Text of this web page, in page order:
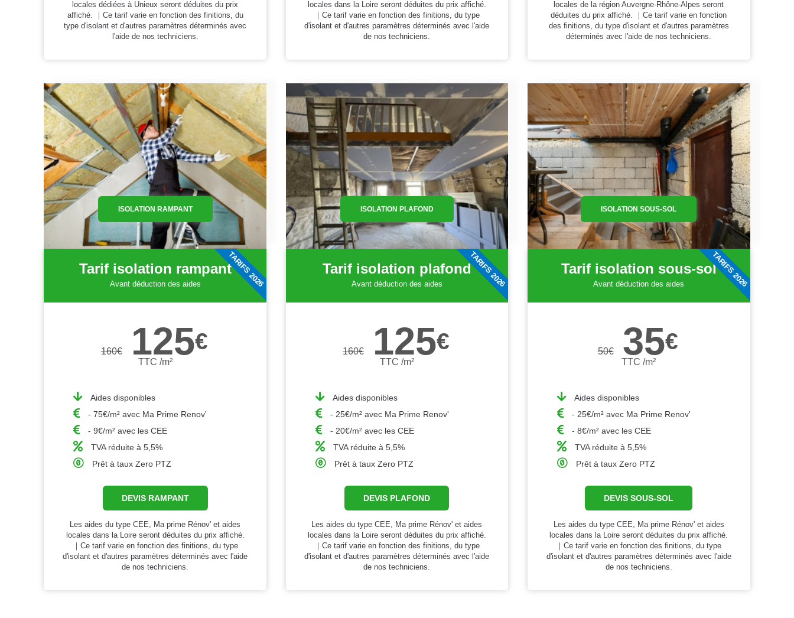
locales dédiées à Unieux seront déduites du prix
affiché. ｜Ce tarif varie en fonction des finitions, du
type d'isolant et d'autres paramètres déterminés avec
l'aide de nos techniciens.
locales dans la Loire seront déduites du prix affiché.
｜Ce tarif varie en fonction des finitions, du type
d'isolant et d'autres paramètres déterminés avec l'aide
de nos techniciens.
locales de la région Auvergne-Rhône-Alpes seront
déduites du prix affiché. ｜Ce tarif varie en fonction
des finitions, du type d'isolant et d'autres paramètres
déterminés avec l'aide de nos techniciens.
ISOLATION RAMPANT
Tarif isolation rampant
Avant déduction des aides
160€ 125€
TTC /m²
Aides disponibles
- 75€/m² avec Ma Prime Renov'
- 9€/m² avec les CEE
TVA réduite à 5,5%
Prêt à taux Zero PTZ
DEVIS RAMPANT
Les aides du type CEE, Ma prime Rénov' et aides
locales dans la Loire seront déduites du prix affiché.
｜Ce tarif varie en fonction des finitions, du type
d'isolant et d'autres paramètres déterminés avec l'aide
de nos techniciens.
TARIFS 2026
ISOLATION PLAFOND
Tarif isolation plafond
Avant déduction des aides
160€ 125€
TTC /m²
Aides disponibles
- 25€/m² avec Ma Prime Renov'
- 20€/m² avec les CEE
TVA réduite à 5,5%
Prêt à taux Zero PTZ
DEVIS PLAFOND
Les aides du type CEE, Ma prime Rénov' et aides
locales dans la Loire seront déduites du prix affiché.
｜Ce tarif varie en fonction des finitions, du type
d'isolant et d'autres paramètres déterminés avec l'aide
de nos techniciens.
TARIFS 2026
ISOLATION SOUS-SOL
Tarif isolation sous-sol
Avant déduction des aides
50€ 35€
TTC /m²
Aides disponibles
- 25€/m² avec Ma Prime Renov'
- 8€/m² avec les CEE
TVA réduite à 5,5%
Prêt à taux Zero PTZ
DEVIS SOUS-SOL
Les aides du type CEE, Ma prime Rénov' et aides
locales dans la Loire seront déduites du prix affiché.
｜Ce tarif varie en fonction des finitions, du type
d'isolant et d'autres paramètres déterminés avec l'aide
de nos techniciens.
TARIFS 2026